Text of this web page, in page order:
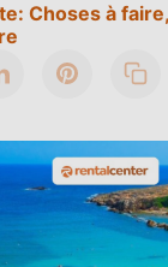
Choses à